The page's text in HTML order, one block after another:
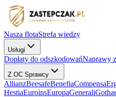
Nasza flotaStrefa wiedzy
Usługi
Dopłaty do odszkodowańNaprawy
Z OC Sprawcy
AllianzBeesafeBenefiaCompensa
HestiaEuroinsEuropaGenerali